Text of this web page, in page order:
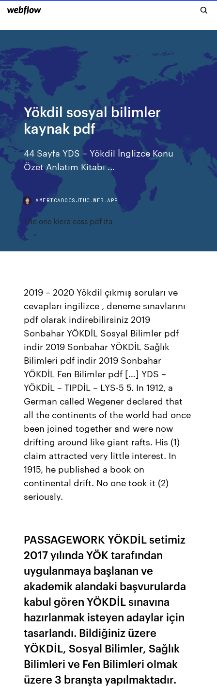
Yökdil sosyal bilimler
kaynak pdf
44 Sayfa YDS – Yökdil İnglizce Konu
Özet Anlatım Kitabı ...
AMERICADOCSJTUC.WEB.APP
The one kiera cass pdf ita
2019 – 2020 Yökdil çıkmış soruları ve
cevapları ingilizce , deneme sınavlarını
pdf olarak indirebilirsiniz 2019
Sonbahar YÖKDİL Sosyal Bilimler pdf
indir 2019 Sonbahar YÖKDİL Sağlık
Bilimleri pdf indir 2019 Sonbahar
YÖKDİL Fen Bilimler pdf […] YDS –
YÖKDİL – TIPDİL – LYS-5 5. In 1912, a
German called Wegener declared that
all the continents of the world had once
been joined together and were now
drifting around like giant rafts. His (1)
claim attracted very little interest. In
1915, he published a book on
continental drift. No one took it (2)
seriously.
PASSAGEWORK YÖKDİL setimiz
2017 yılında YÖK tarafından
uygulanmaya başlanan ve
akademik alandaki başvurularda
kabul gören YÖKDİL sınavına
hazırlanmak isteyen adaylar için
tasarlandı. Bildiğiniz üzere
YÖKDİL, Sosyal Bilimler, Sağlık
Bilimleri ve Fen Bilimleri olmak
üzere 3 branşta yapılmaktadır.